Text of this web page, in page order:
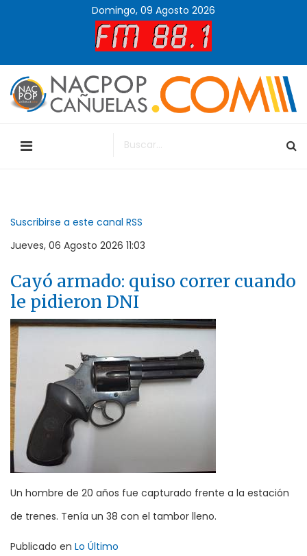
Domingo, 09 Agosto 2026
Suscribirse a este canal RSS
Jueves, 06 Agosto 2026 11:03
Cayó armado: quiso correr cuando
le pidieron DNI
Un hombre de 20 años fue capturado frente a la estación
de trenes. Tenía un 38 con el tambor lleno.
Publicado en Lo Último